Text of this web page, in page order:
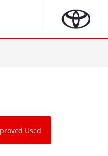
Used